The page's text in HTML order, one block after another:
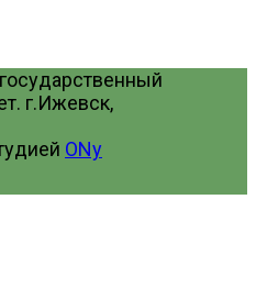
г.Ижевск,
ONy